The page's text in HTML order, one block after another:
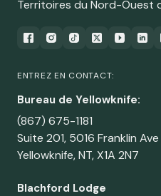
Territoires du Nord-Ouest
ENTREZ EN CONTACT:
Bureau de Yellowknife:
(867) 675-1181
Suite 201, 5016 Franklin Ave
Yellowknife, NT, X1A 2N7
Blachford Lodge